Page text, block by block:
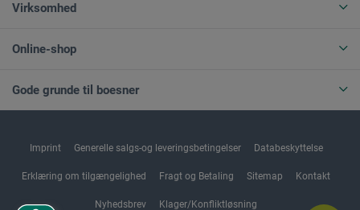
Virksomhed
Online-shop
Gode grunde til boesner
Imprint Generelle salgs-og leveringsbetingelser Databeskyttelse
Erklæring om tilgængelighed Fragt og Betaling Sitemap Kontakt
Nyhedsbrev Klager/Konfliktløsning